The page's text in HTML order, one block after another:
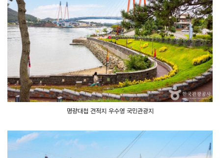
명량대첩 견적지 우수영 국민관광지